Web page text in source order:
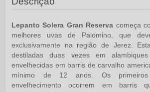
Lepanto Solera Gran Reserva começa
melhores uvas de Palomino, que
exclusivamente na região de Jerez.
destiladas duas vezes em
envelhecidas em barris de carvalho
mínimo de 12 anos. Os
envelhecimento ocorrem em barris